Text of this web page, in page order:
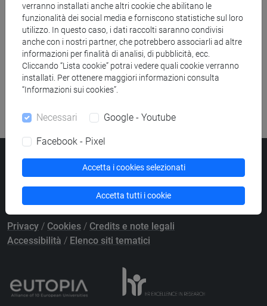
Ricerca strutture
Ricerca pubblicazioni
Ricerca risorse bibliografiche
Università Ca’ Foscari
Dorsoduro 3246, 30123 Venezia
PECprotocollo@pec.unive.it
P.IVA 00816350276 - C.F. 80007720271
Privacy / Cookies / Credits e note legali
Accessibilità / Elenco siti tematici
verranno installati anche altri cookie che abilitano le
funzionalità dei social media e forniscono statistiche sul loro
utilizzo. In questo caso, i dati raccolti saranno condivisi
anche con i nostri partner, che potrebbero associarli ad altre
informazioni per finalità di analisi, di pubblicità, ecc.
Cliccando “Lista cookie” potrai vedere quali cookie verranno
installati. Per ottenere maggiori informazioni consulta
“Informazioni sui cookies”.
Necessari Google - Youtube
Facebook - Pixel
Accetta i cookies selezionati
Accetta tutti i cookie